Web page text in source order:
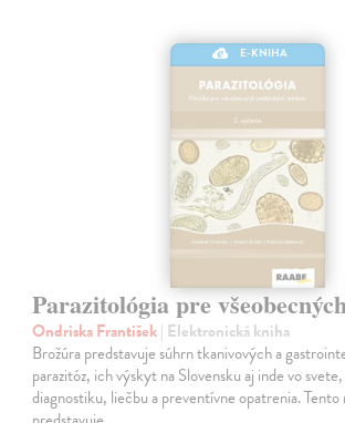
E-KNIHA
Parazitológia pre
Ondriska František| Elektronická kniha
Brožúra predstavuje súhrn tkanivových a
parazitóz, ich výskyt na Slovensku aj inde vo
diagnostiku, liečbu a preventívne opatrenia. Tento